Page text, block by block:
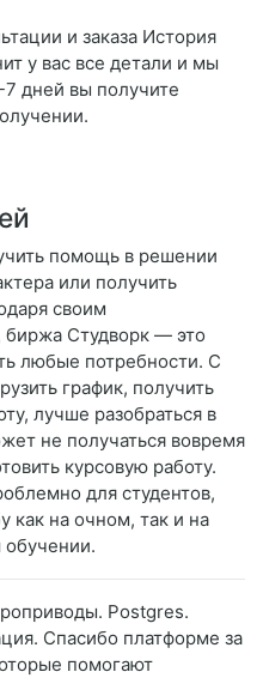
и заказа История
у вас все детали и мы
дней вы получите
помощь в решении
или получить
своим
Студворк — это
любые потребности. С
график, получить
лучше разобраться в
не получаться вовремя
курсовую работу.
для студентов,
как на очном, так и на
Postgres.
Спасибо платформе за
помогают